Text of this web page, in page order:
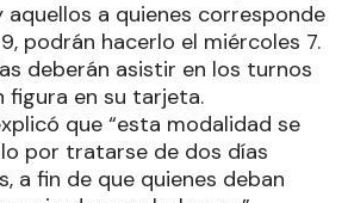
a quienes corresponde
podrán hacerlo el miércoles 7.
deberán asistir en los turnos
figura en su tarjeta.
que “esta modalidad se
por tratarse de dos días
a fin de que quienes deban